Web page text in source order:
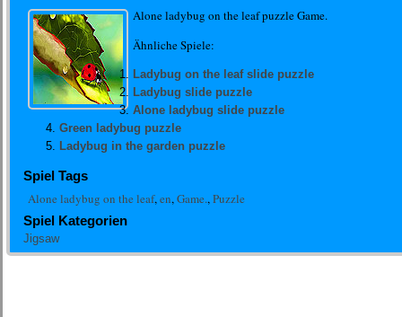
Alone ladybug on the leaf puzzle Game.
Ähnliche Spiele:
Ladybug on the leaf slide puzzle
Ladybug slide puzzle
Alone ladybug slide puzzle
Green ladybug puzzle
Ladybug in the garden puzzle
Spiel Tags
Alone ladybug on the leaf,en,Game.,Puzzle
Spiel Kategorien
Jigsaw